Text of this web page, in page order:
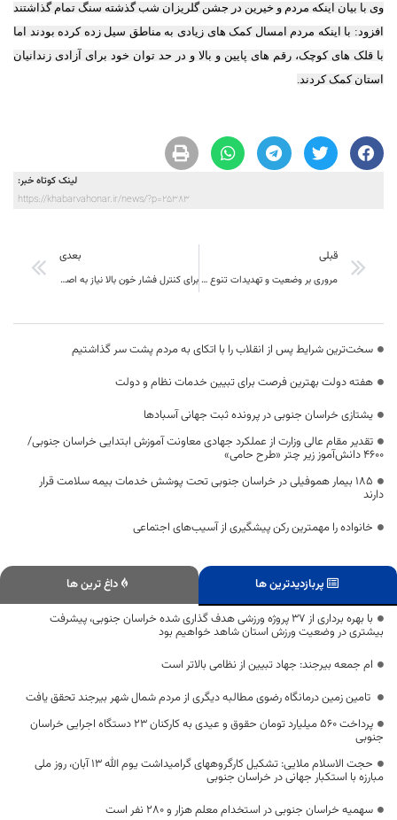
وی با بیان اینکه مردم و خیرین در جشن گلریزان شب گذشته سنگ تمام گذاشتند
افزود: با اینکه مردم امسال کمک های زیادی به مناطق سیل زده کرده بودند اما
با قلک های کوچک، رقم های پایین و بالا و در حد توان خود برای آزادی زندانیان
استان کمک کردند.
لینک کوتاه خبر:
https://khabarvahonar.ir/news/?p=25383
قبلی
مروری بر وضعیت و تهدیدات تنوع زیستی خراسان جنوبی
بعدی
برای کنترل فشار خون بالا نیاز به اصلاح الگوی مصرف داریم
سخت‌ترین شرایط پس از انقلاب را با اتکای به مردم پشت سر گذاشتیم
هفته دولت بهترین فرصت برای تبیین خدمات نظام و دولت
یشتازی خراسان جنوبی در پرونده ثبت جهانی آسبادها
تقدیر مقام عالی وزارت از عملکرد جهادی معاونت آموزش ابتدایی خراسان جنوبی/
۴۶۰۰ دانش‌آموز زیر چتر «طرح حامی»
۱۸۵ بیمار هموفیلی در خراسان جنوبی تحت پوشش خدمات بیمه سلامت قرار
دارند
خانواده را مهمترین رکن پیشگیری از آسیب‌های اجتماعی
پربازدیدترین ها
داغ ترین ها
با بهره برداری از 37 پروژه ورزشی هدف گذاری شده خراسان جنوبی، پیشرفت
بیشتری در وضعیت ورزش استان شاهد خواهیم بود
ام جمعه بیرجند: جهاد تبیین از نظامی بالاتر است
تامین زمین درمانگاه رضوی مطالبه دیگری از مردم شمال شهر بیرجند تحقق یافت
پرداخت 560 میلیارد تومان حقوق و عیدی به کارکنان 23 دستگاه اجرایی خراسان
جنوبی
حجت الاسلام ملایی: تشکیل کارگروههای گرامیداشت یوم الله 13 آبان، روز ملی
مبارزه با استکبار جهانی در خراسان جنوبی
سهمیه خراسان جنوبی در استخدام معلم هزار و ۲۸۰ نفر است